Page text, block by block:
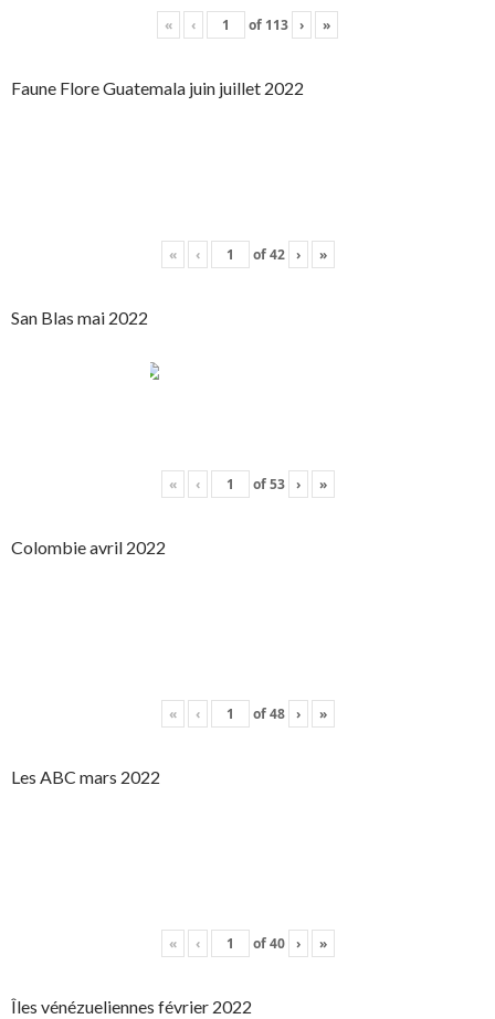
« ‹ of 113 › »
Faune Flore Guatemala juin juillet 2022
« ‹ of42 › »
San Blas mai 2022
« ‹ of53 › »
Colombie avril 2022
« ‹ of48 › »
Les ABC mars 2022
« ‹ of40 › »
Îles vénézueliennes février 2022